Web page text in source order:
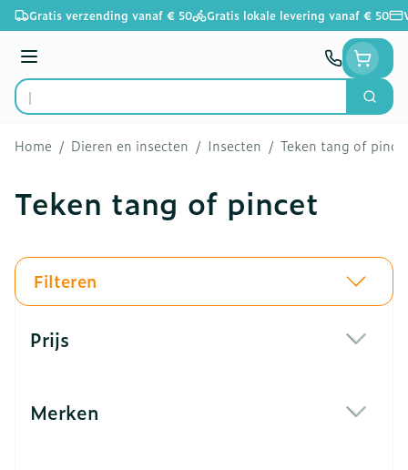
Ga naar de inhoud
Gratis verzending vanaf € 50 Gratis lokale levering vanaf € 50
Menu
Product, merk, categorie...
Zoek
Home / Dieren en insecten / Insecten / Teken tang of
Teken tang of pincet
Filteren
Prijs
Merken